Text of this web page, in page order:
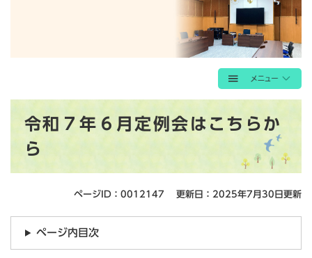
令和７年６月定例会はこちらか
ら
ページID：0012147 更新日：2025年7月30日更新
ページ内目次